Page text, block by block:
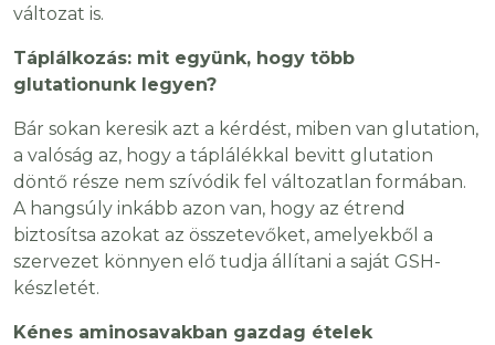
változat is.
Táplálkozás: mit együnk, hogy több
glutationunk legyen?
Bár sokan keresik azt a kérdést, miben van glutation,
a valóság az, hogy a táplálékkal bevitt glutation
döntő része nem szívódik fel változatlan formában.
A hangsúly inkább azon van, hogy az étrend
biztosítsa azokat az összetevőket, amelyekből a
szervezet könnyen elő tudja állítani a saját GSH-
készletét.
Kénes aminosavakban gazdag ételek